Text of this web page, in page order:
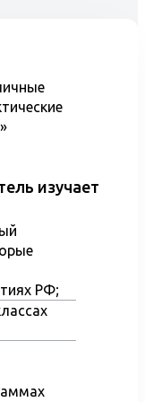
рабочих
помощи.
Вам
и
нам.
изучает
РФ;